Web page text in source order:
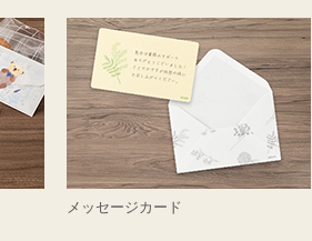
メッセージカード